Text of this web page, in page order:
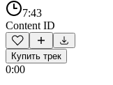
7:43
Content ID
Купить трек
0:00